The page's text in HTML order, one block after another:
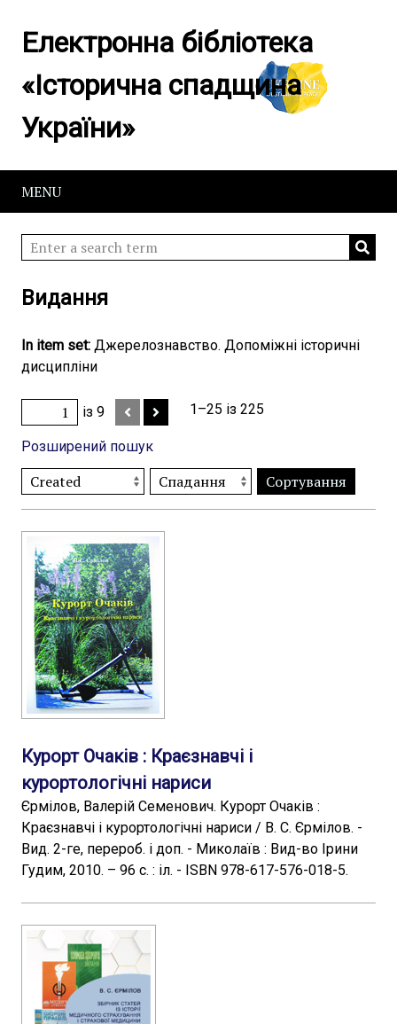
Електронна бібліотека
«Історична спадщина
України»
MENU
Видання
In item set Джерелознавство. Допоміжні історичні
дисципліни
із 9 1–25 із 225
Розширений пошук
Сортування
Курорт Очаків : Краєзнавчі і
курортологічні нариси
Єрмілов, Валерій Семенович. Курорт Очаків :
Краєзнавчі і курортологічні нариси / В. С. Єрмілов. -
Вид. 2-ге, перероб. і доп. - Миколаїв : Вид-во Ірини
Гудим, 2010. – 96 с. : іл. - ISBN 978-617-576-018-5.